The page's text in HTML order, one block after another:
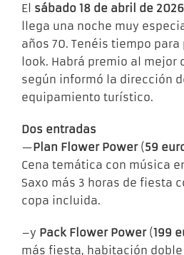
El sábado 18 de abril de 2026
llega una noche muy
años 70. Tenéis tiempo
look. Habrá premio al mejor
según informó la dirección
equipamiento turístico.
Dos entradas
—Plan Flower Power(59
Cena temática con música
Saxo más 3 horas de fiesta
copa incluida.
–y Pack Flower Power(199
más fiesta, habitación